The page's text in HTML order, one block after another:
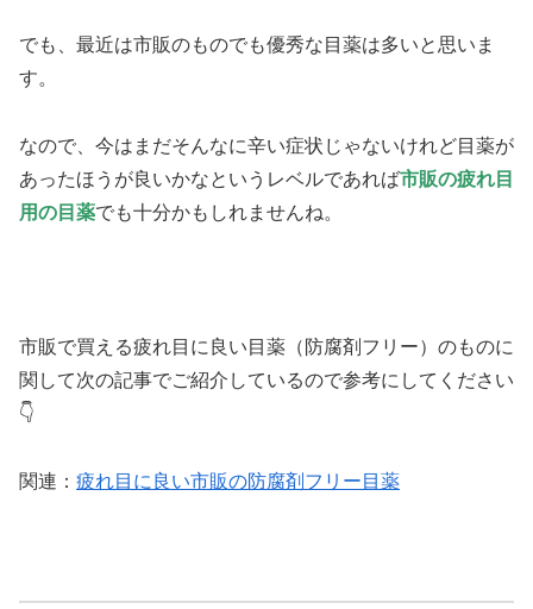
でも、最近は市販のものでも優秀な目薬は多いと思いま
す。
なので、今はまだそんなに辛い症状じゃないけれど目薬が
あったほうが良いかなというレベルであれば市販の疲れ目
用の目薬でも十分かもしれませんね。
市販で買える疲れ目に良い目薬（防腐剤フリー）のものに
関して次の記事でご紹介しているので参考にしてください
👇
関連： 疲れ目に良い市販の防腐剤フリー目薬